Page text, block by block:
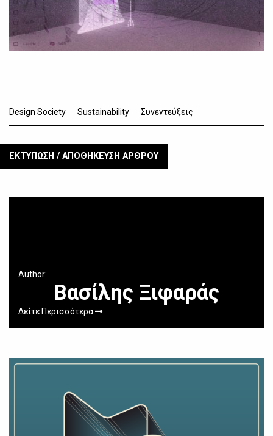
Design Society Sustainability Συνεντεύξεις
ΕΚΤΥΠΩΣΗ / ΑΠΟΘΗΚΕΥΣΗ ΑΡΘΡΟΥ
Author:
Βασίλης Ξιφαράς
Δείτε Περισσότερα